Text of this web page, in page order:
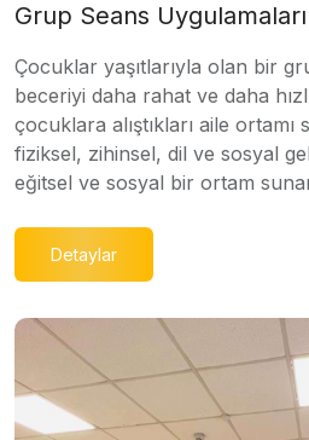
Grup Seans Uygulamaları
Çocuklar yaşıtlarıyla olan bir
beceriyi daha rahat ve daha
çocuklara alıştıkları aile ortamı
fiziksel, zihinsel, dil ve sosyal
eğitsel ve sosyal bir ortam
Detaylar